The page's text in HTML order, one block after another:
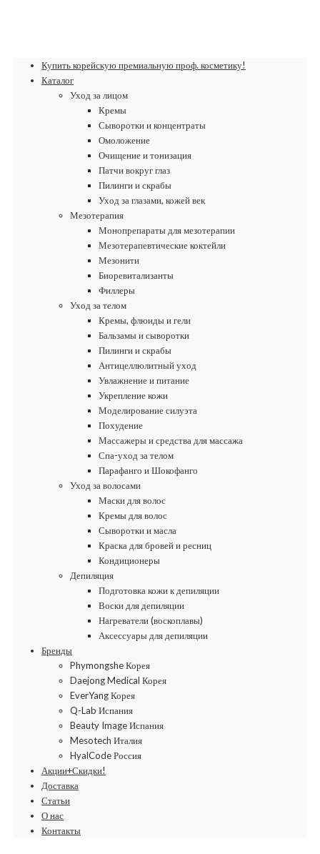
Купить корейскую премиальную проф. косметику!
Каталог
Уход за лицом
Кремы
Сыворотки и концентраты
Омоложение
Очищение и тонизация
Патчи вокруг глаз
Пилинги и скрабы
Уход за глазами, кожей век
Мезотерапия
Монопрепараты для мезотерапии
Мезотерапевтические коктейли
Мезонити
Биоревитализанты
Филлеры
Уход за телом
Кремы, флюиды и гели
Бальзамы и сыворотки
Пилинги и скрабы
Антицеллюлитный уход
Увлажнение и питание
Укрепление кожи
Моделирование силуэта
Похудение
Массажеры и средства для массажа
Спа-уход за телом
Парафанго и Шокофанго
Уход за волосами
Маски для волос
Кремы для волос
Сыворотки и масла
Краска для бровей и ресниц
Кондиционеры
Депиляция
Подготовка кожи к депиляции
Воски для депиляции
Нагреватели (воскоплавы)
Аксессуары для депиляции
Бренды
Phymongshe Корея
Daejong Medical Корея
EverYang Корея
Q-Lab Испания
Beauty Image Испания
Mesotech Италия
HyalCode Россия
Акции+Скидки!
Доставка
Статьи
О нас
Контакты